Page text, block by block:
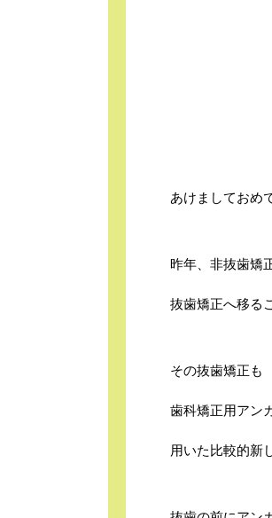
あけましておめ
昨年、非抜歯矯
抜歯矯正へ移る
その抜歯矯正も
歯科矯正用アン
用いた比較的新